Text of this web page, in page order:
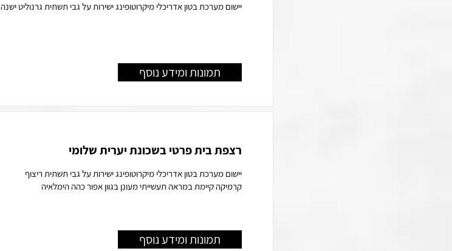
יישום מערכת בטון אדריכלי מיקרוטופינג ישירות על גבי תשתית גרנוליט ישנה
תמונות ומידע נוסף
רצפת בית פרטי בשכונת יערית שלומי
יישום מערכת בטון אדריכלי מיקרוטופינג ישירות על גבי תשתית ריצוף
קרמיקה קיימת במראה תעשייתי מעונן בגוון אפור כהה הימלאיה
תמונות ומידע נוסף